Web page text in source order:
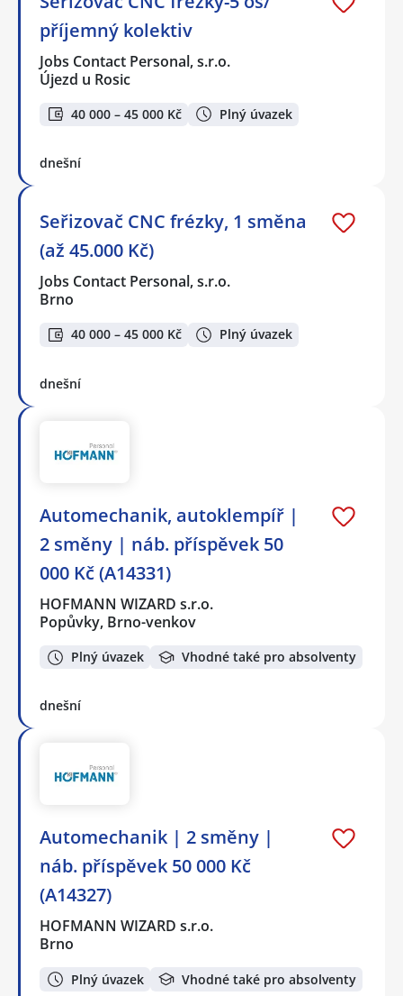
příjemný kolektiv
Jobs Contact Personal, s.r.o.
Újezd u Rosic
40 000 – 45 000 Kč Plný úvazek
dnešní
Seřizovač CNC frézky, 1 směna
(až 45.000 Kč)
Jobs Contact Personal, s.r.o.
Brno
40 000 – 45 000 Kč Plný úvazek
dnešní
Automechanik, autoklempíř |
2 směny | náb. příspěvek 50
000 Kč (A14331)
HOFMANN WIZARD s.r.o.
Popůvky, Brno-venkov
Plný úvazek Vhodné také pro absolventy
dnešní
Automechanik | 2 směny |
náb. příspěvek 50 000 Kč
(A14327)
HOFMANN WIZARD s.r.o.
Brno
Plný úvazek Vhodné také pro absolventy